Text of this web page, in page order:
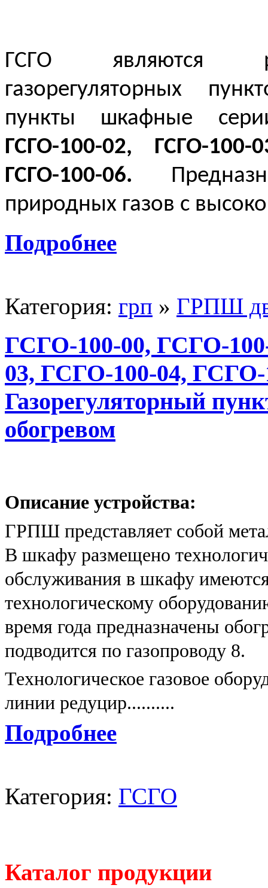
ГСГО являются
газорегуляторных
пункты шкафные
ГСГО-100-02, ГСГО-
ГСГО-100-06.
природных газов с
Подробнее
Категория: грп » ГРПШ
ГСГО-100-00, ГСГО-
03, ГСГО-100-04,
Газорегуляторный
обогревом
Описание устройства:
ГРПШ представляет собой
В шкафу размещено
обслуживания в шкафу
технологическому
время года предназначены
подводится по газопроводу 8.
Технологическое газовое
линии редуцир..........
Подробнее
Категория: ГСГО
Каталог продукции